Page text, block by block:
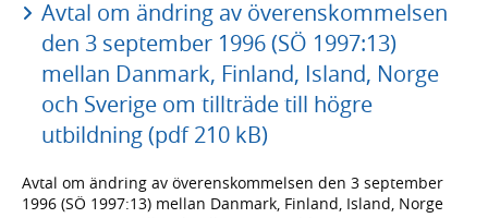
Avtal om ändring av överenskommelsen
den 3 september 1996 (SÖ 1997:13)
mellan Danmark, Finland, Island, Norge
och Sverige om tillträde till högre
utbildning (pdf 210 kB)
Avtal om ändring av överenskommelsen den 3 september
1996 (SÖ 1997:13) mellan Danmark, Finland, Island, Norge